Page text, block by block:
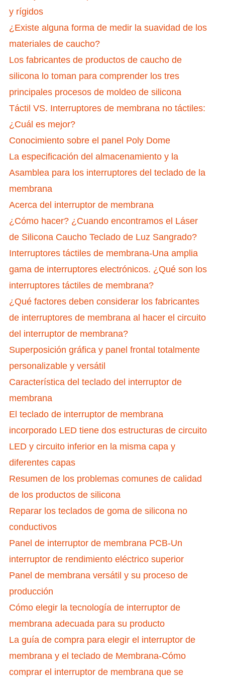
y rígidos
¿Existe alguna forma de medir la suavidad de los
materiales de caucho?
Los fabricantes de productos de caucho de
silicona lo toman para comprender los tres
principales procesos de moldeo de silicona
Táctil VS. Interruptores de membrana no táctiles:
¿Cuál es mejor?
Conocimiento sobre el panel Poly Dome
La especificación del almacenamiento y la
Asamblea para los interruptores del teclado de la
membrana
Acerca del interruptor de membrana
¿Cómo hacer? ¿Cuando encontramos el Láser
de Silicona Caucho Teclado de Luz Sangrado?
Interruptores táctiles de membrana-Una amplia
gama de interruptores electrónicos. ¿Qué son los
interruptores táctiles de membrana?
¿Qué factores deben considerar los fabricantes
de interruptores de membrana al hacer el circuito
del interruptor de membrana?
Superposición gráfica y panel frontal totalmente
personalizable y versátil
Característica del teclado del interruptor de
membrana
El teclado de interruptor de membrana
incorporado LED tiene dos estructuras de circuito
LED y circuito inferior en la misma capa y
diferentes capas
Resumen de los problemas comunes de calidad
de los productos de silicona
Reparar los teclados de goma de silicona no
conductivos
Panel de interruptor de membrana PCB-Un
interruptor de rendimiento eléctrico superior
Panel de membrana versátil y su proceso de
producción
Cómo elegir la tecnología de interruptor de
membrana adecuada para su producto
La guía de compra para elegir el interruptor de
membrana y el teclado de Membrana-Cómo
comprar el interruptor de membrana que se